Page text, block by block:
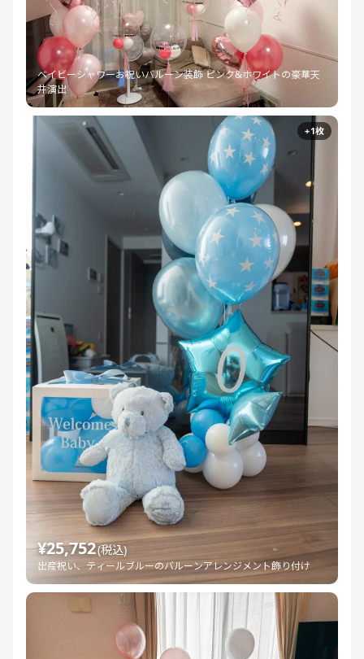
ベイビーシャワーお祝いバルーン装飾 ピンク&ホワイトの豪華天
井演出
+1枚
¥25,752(税込)
出産祝い、ティールブルーのバルーンアレンジメント飾り付け